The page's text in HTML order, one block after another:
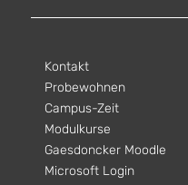
Kontakt
Probewohnen
Campus-Zeit
Modulkurse
Gaesdoncker Moodle
Microsoft Login